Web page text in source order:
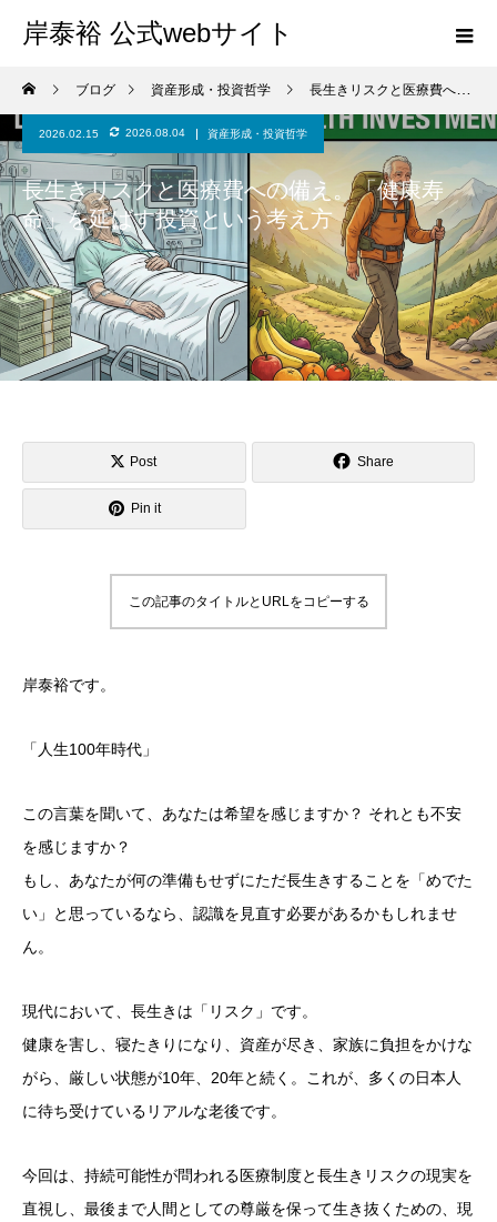
岸泰裕 公式webサイト
ブログ 資産形成・投資哲学 長生きリスクと医療費への備え。「健康寿命」を延ばす投資という考え方
2026.02.15 2026.08.04 資産形成・投資哲学
長生きリスクと医療費への備え。「健康寿
命」を延ばす投資という考え方
Post Share
Pin it
この記事のタイトルとURLをコピーする
岸泰裕です。
「人生100年時代」
この言葉を聞いて、あなたは希望を感じますか？ それとも不安
を感じますか？
もし、あなたが何の準備もせずにただ長生きすることを「めでた
い」と思っているなら、認識を見直す必要があるかもしれませ
ん。
現代において、長生きは「リスク」です。
健康を害し、寝たきりになり、資産が尽き、家族に負担をかけな
がら、厳しい状態が10年、20年と続く。これが、多くの日本人
に待ち受けているリアルな老後です。
今回は、持続可能性が問われる医療制度と長生きリスクの現実を
直視し、最後まで人間としての尊厳を保って生き抜くための、現